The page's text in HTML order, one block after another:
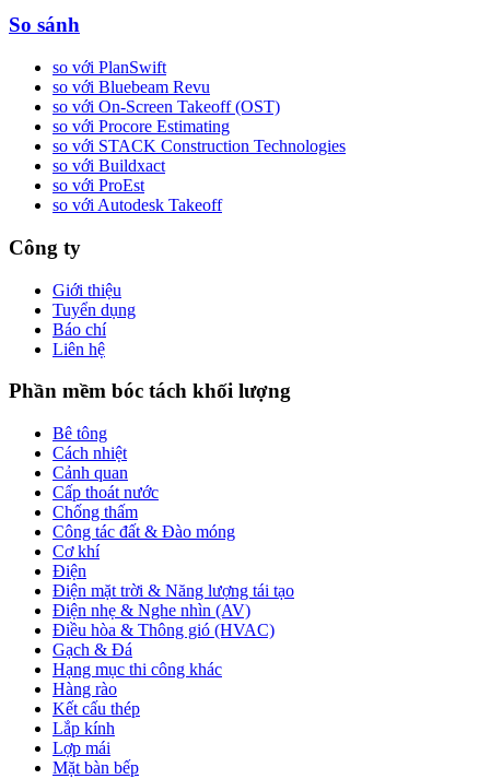
So sánh
so với PlanSwift
so với Bluebeam Revu
so với On-Screen Takeoff (OST)
so với Procore Estimating
so với STACK Construction Technologies
so với Buildxact
so với ProEst
so với Autodesk Takeoff
Công ty
Giới thiệu
Tuyển dụng
Báo chí
Liên hệ
Phần mềm bóc tách khối lượng
Bê tông
Cách nhiệt
Cảnh quan
Cấp thoát nước
Chống thấm
Công tác đất & Đào móng
Cơ khí
Điện
Điện mặt trời & Năng lượng tái tạo
Điện nhẹ & Nghe nhìn (AV)
Điều hòa & Thông gió (HVAC)
Gạch & Đá
Hạng mục thi công khác
Hàng rào
Kết cấu thép
Lắp kính
Lợp mái
Mặt bàn bếp